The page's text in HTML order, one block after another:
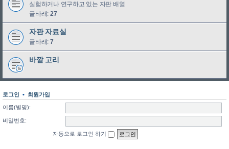
실험하거나 연구하고 있는 자판 배열
글타래: 27
자판 자료실
글타래: 7
바깥 고리
로그인 • 회원가입
이름(별명):
비밀번호:
자동으로 로그인 하기